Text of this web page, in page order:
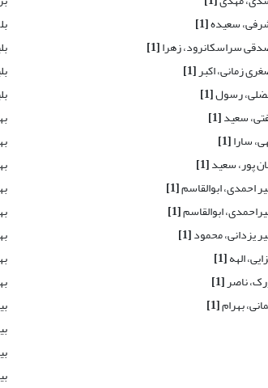
سعیده[1]
سراسکانرود، زهرا[1]
زمانی، اکبر[1]
رسول[1]
سعید[1]
سارا[1]
پور، سعید[1]
احمدی، ابوالقاسم[1]
ابوالقاسم[1]
یزدانی، محمود[1]
الهه[1]
ناصر[1]
بهرام[1]